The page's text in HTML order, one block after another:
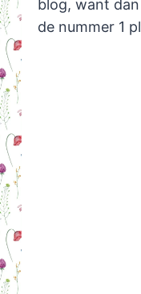
blog, want
de nummer 1